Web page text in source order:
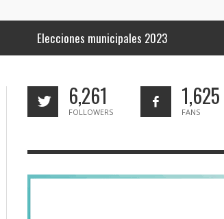
Elecciones municipales 2023
6,261
FOLLOWERS
1,625
FANS